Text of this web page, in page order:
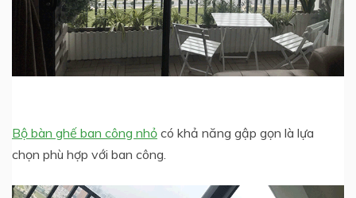
Bộ bàn ghế ban công nhỏ có khả năng gập gọn là lựa
chọn phù hợp với ban công.